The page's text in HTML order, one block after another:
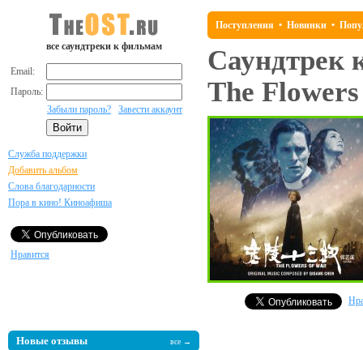
все саундтреки к фильмам
Email:
Пароль:
Забыли пароль?
Завести аккаунт
Служба поддержки
Добавить альбом
Слова благодарности
Пора в кино! Киноафиша
Нравится
Новые отзывы все →
Поступления • Новинки •
Саундтрек
The